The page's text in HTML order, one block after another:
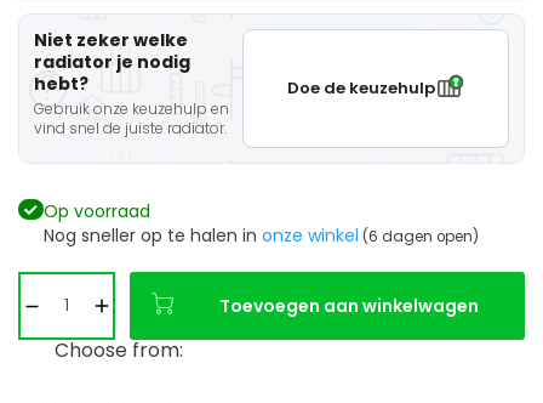
Niet zeker welke
radiator je nodig
hebt?
Gebruik onze keuzehulp en
vind snel de juiste radiator.
Doe de keuzehulp
Op voorraad
Nog sneller op te halen in onze winkel (6 dagen open)
Toevoegen aan winkelwagen
Choose from: